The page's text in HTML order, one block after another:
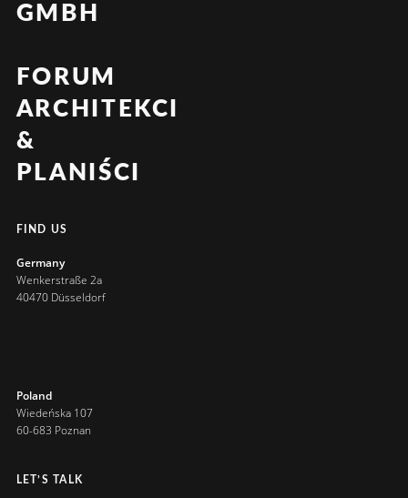
GMBH
FORUM
ARCHITEKCI
&
PLANIŚCI
FIND US
Germany
Wenkerstraße 2a
40470 Düsseldorf
Poland
Wiedeńska 107
60-683 Poznan
LET’S TALK